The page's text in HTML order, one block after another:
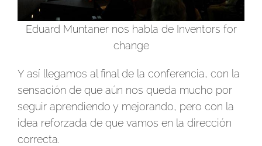
Eduard Muntaner nos habla de Inventors for
change
Y así llegamos al final de la conferencia, con la
sensación de que aún nos queda mucho por
seguir aprendiendo y mejorando, pero con la
idea reforzada de que vamos en la dirección
correcta.